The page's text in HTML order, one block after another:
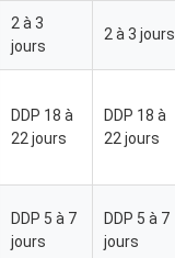
2 à 3
jours
2 à 3 jours
DDP 18 à
22 jours
DDP 18 à
22 jours
DDP 5 à 7
jours
DDP 5 à 7
jours